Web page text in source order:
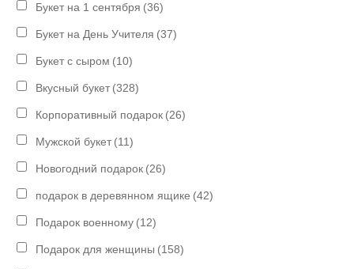
Букет на 1 сентября (36)
Букет на День Учителя (37)
Букет с сыром (10)
Вкусный букет (328)
Корпоративный подарок (26)
Мужской букет (11)
Новогодний подарок (26)
подарок в деревянном ящике (42)
Подарок военному (12)
Подарок для женщины (158)